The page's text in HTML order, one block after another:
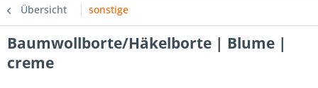
Übersicht sonstige
Baumwollborte/Häkelborte | Blume |
creme